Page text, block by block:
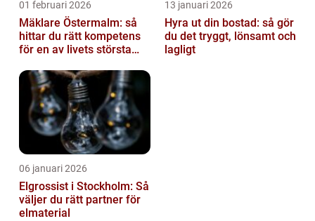
01 februari 2026
Mäklare Östermalm: så
hittar du rätt kompetens
för en av livets största
13 januari 2026
Hyra ut din bostad: så gör
du det tryggt, lönsamt och
lagligt
06 januari 2026
Elgrossist i Stockholm: Så
väljer du rätt partner för
elmaterial